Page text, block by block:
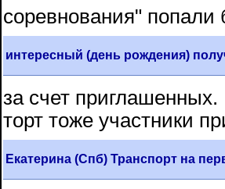
соревнования"
интересный (день рождения)
за счет приглашенных.
торт тоже участники
Екатерина (Спб) Транспорт на